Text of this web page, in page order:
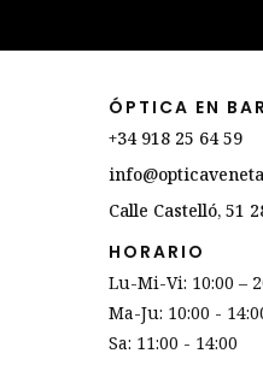
ÓPTICA EN
+34 918 25 64 59
Calle Castelló, 51
HORARIO
Lu-Mi-Vi: 10:00 –
Ma-Ju: 10:00 -
Sa: 11:00 - 14:00